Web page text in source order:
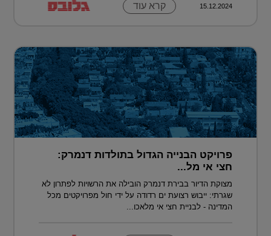
15.12.2024 קרא עוד
פרויקט הבנייה הגדול בתולדות דנמרק:
חצי אי מל...
מצוקת הדיור בבירת דנמרק הובילה את הרשויות לפתרון לא
שגרתי: ייבוש רצועת ים רדודה על ידי חול מפרויקטים מכל
המדינה - לבניית חצי אי מלאכו...